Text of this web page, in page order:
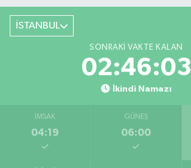
İSTANBUL
SONRAKI VAKTE KALAN
02:46:02
İkindi Namazı
İMSAK
04:19
GÜNEŞ
06:00